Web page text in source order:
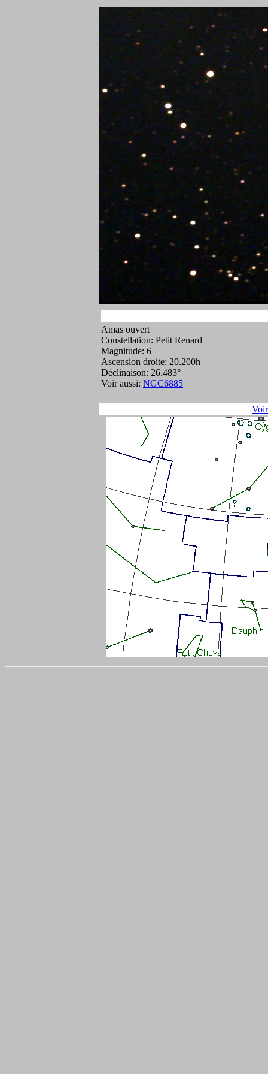
Amas ouvert
Constellation: Petit Renard
Magnitude: 6
Ascension droite: 20.200h
Déclinaison: 26.483°
Voir aussi: NGC6885